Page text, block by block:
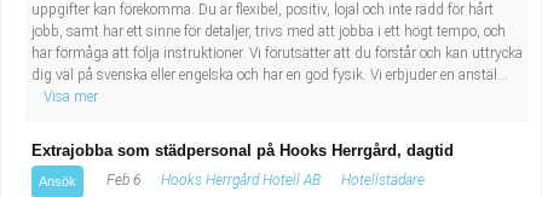
uppgifter kan förekomma. Du är flexibel, positiv, lojal och inte rädd för hårt
jobb, samt har ett sinne för detaljer, trivs med att jobba i ett högt tempo, och
har förmåga att följa instruktioner. Vi förutsätter att du förstår och kan uttrycka
dig väl på svenska eller engelska och har en god fysik. Vi erbjuder en anstäl...
Visa mer
Extrajobba som städpersonal på Hooks Herrgård, dagtid
Ansök Feb 6 Hooks Herrgård Hotell AB Hotellstädare